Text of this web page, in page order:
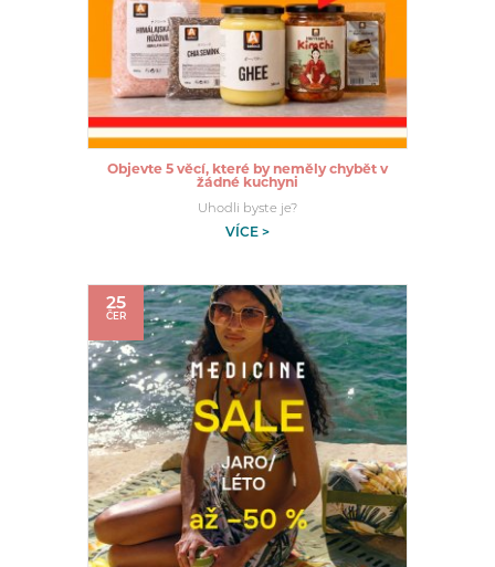
Objevte 5 věcí, které by neměly chybět v
žádné kuchyni
Uhodli byste je?
VÍCE >
25
ČER